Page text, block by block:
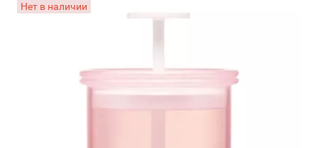
Нет в наличии